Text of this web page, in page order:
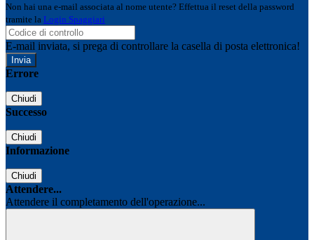
Non hai una e-mail associata al nome utente? Effettua il reset della password
tramite la Login Spaggiari
E-mail inviata, si prega di controllare la casella di posta elettronica!
Errore
Chiudi
Successo
Chiudi
Informazione
Chiudi
Attendere...
Attendere il completamento dell'operazione...